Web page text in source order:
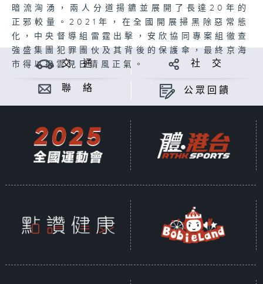
暗流洶湧，兩人分道揚鑣並展開了長達20年的
正邪較量。2021年，在全國開展掃黑除惡常態
化，中央督導組雷霆出擊，安欣協同專案組徹查
強盛集團犯罪團伙及其背後的保護傘，最終京海
市得以撥雲見日清風正氣。
交 通 社 交
聯 絡 公眾回饋